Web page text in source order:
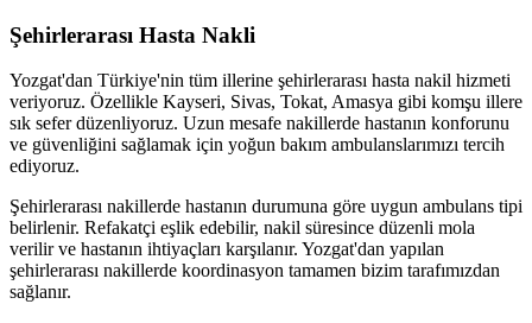
Şehirlerarası Hasta Nakli
Yozgat'dan Türkiye'nin tüm illerine şehirlerarası hasta nakil hizmeti
veriyoruz. Özellikle Kayseri, Sivas, Tokat, Amasya gibi komşu illere
sık sefer düzenliyoruz. Uzun mesafe nakillerde hastanın konforunu
ve güvenliğini sağlamak için yoğun bakım ambulanslarımızı tercih
ediyoruz.
Şehirlerarası nakillerde hastanın durumuna göre uygun ambulans tipi
belirlenir. Refakatçi eşlik edebilir, nakil süresince düzenli mola
verilir ve hastanın ihtiyaçları karşılanır. Yozgat'dan yapılan
şehirlerarası nakillerde koordinasyon tamamen bizim tarafımızdan
sağlanır.